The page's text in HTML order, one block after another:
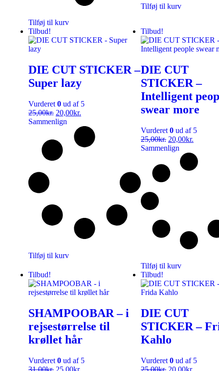
Tilføj til kurv
Tilføj til kurv
Tilbud!
DIE CUT STICKER –
Super lazy
Vurderet 0 ud af 5
25,00kr. 20,00kr.
Sammenlign
Tilføj til kurv
Tilbud!
DIE CUT
STICKER –
Intelligent
swear more
Vurderet 0 ud af 5
25,00kr. 20,00kr.
Sammenlign
Tilføj til kurv
Tilbud!
SHAMPOOBAR – i
rejsestørrelse til
krøllet hår
Vurderet 0 ud af 5
31,00kr. 25,00kr.
Tilbud!
DIE CUT
STICKER –
Kahlo
Vurderet 0 ud af 5
25,00kr. 20,00kr.